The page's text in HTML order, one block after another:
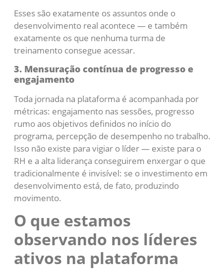
Esses são exatamente os assuntos onde o
desenvolvimento real acontece — e também
exatamente os que nenhuma turma de
treinamento consegue acessar.
3. Mensuração contínua de progresso e
engajamento
Toda jornada na plataforma é acompanhada por
métricas: engajamento nas sessões, progresso
rumo aos objetivos definidos no início do
programa, percepção de desempenho no trabalho.
Isso não existe para vigiar o líder — existe para o
RH e a alta liderança conseguirem enxergar o que
tradicionalmente é invisível: se o investimento em
desenvolvimento está, de fato, produzindo
movimento.
O que estamos
observando nos líderes
ativos na plataforma